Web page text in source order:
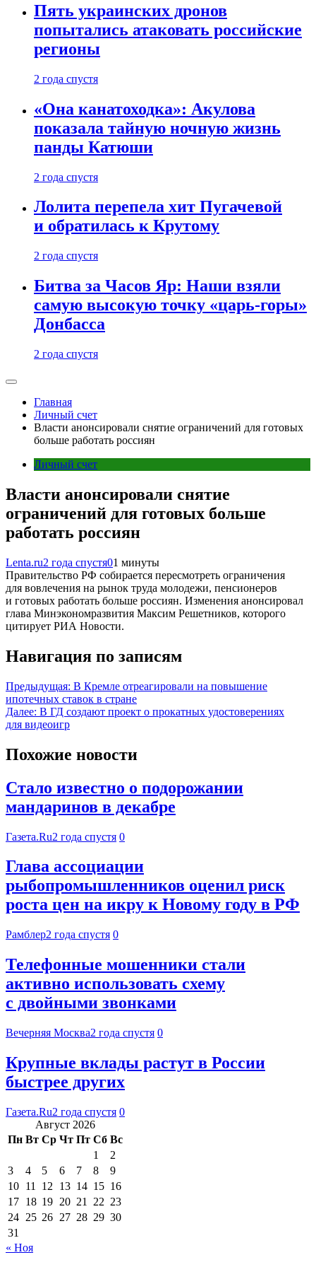
Пять украинских дронов
попытались атаковать российские
регионы
2 года спустя
«Она канатоходка»: Акулова
показала тайную ночную жизнь
панды Катюши
2 года спустя
Лолита перепела хит Пугачевой
и обратилась к Крутому
2 года спустя
Битва за Часов Яр: Наши взяли
самую высокую точку «царь-горы»
Донбасса
2 года спустя
Главная
Личный счет
Власти анонсировали снятие ограничений для готовых
больше работать россиян
Личный счет
Власти анонсировали снятие
ограничений для готовых больше
работать россиян
Lenta.ru2 года спустя01 минуты
Правительство РФ собирается пересмотреть ограничения
для вовлечения на рынок труда молодежи, пенсионеров
и готовых работать больше россиян. Изменения анонсировал
глава Минэкономразвития Максим Решетников, которого
цитирует РИА Новости.
Навигация по записям
Предыдущая: В Кремле отреагировали на повышение
ипотечных ставок в стране
Далее: В ГД создают проект о прокатных удостоверениях
для видеоигр
Похожие новости
Стало известно о подорожании
мандаринов в декабре
Газета.Ru2 года спустя 0
Глава ассоциации
рыбопромышленников оценил риск
роста цен на икру к Новому году в РФ
Рамблер2 года спустя 0
Телефонные мошенники стали
активно использовать схему
с двойными звонками
Вечерняя Москва2 года спустя 0
Крупные вклады растут в России
быстрее других
Газета.Ru2 года спустя 0
Август 2026
Пн Вт Ср Чт Пт Сб Вс
1
2
3
4 5 6 7 8
9
10 11 12 13 14 15 16
17 18 19 20 21 22 23
24 25 26 27 28 29 30
31
« Ноя